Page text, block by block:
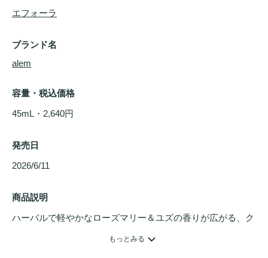
エフォーラ
ブランド名
alem
容量・税込価格
45mL・2,640円
発売日
2026/6/11
商品説明
ハーバルで軽やかなローズマリー＆ユズの香りが広がる、ク
もっとみる